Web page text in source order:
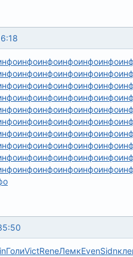
инфоинфоинфоинфоинфо
инфоинфоинфоинфоинфо
инфоинфоинфоинфоинфо
инфоинфоинфоинфоинфо
инфоинфоинфоинфоинфо
инфоинфоинфоинфоинфо
инфоинфоинфоинфоинфо
инфоинфоинфоинфоинфо
инфоинфоинфоинфоинфо
инфоинфоинфоинфоинфо
ГолиVictReneЛемкEvenSidn